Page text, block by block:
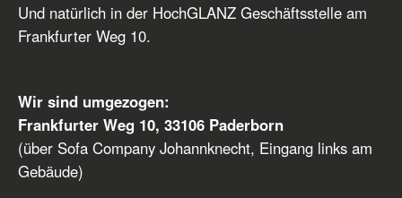
Und natürlich in der HochGLANZ Geschäftsstelle am
Frankfurter Weg 10.
Wir sind umgezogen:
Frankfurter Weg 10, 33106 Paderborn
(über Sofa Company Johannknecht, Eingang links am
Gebäude)